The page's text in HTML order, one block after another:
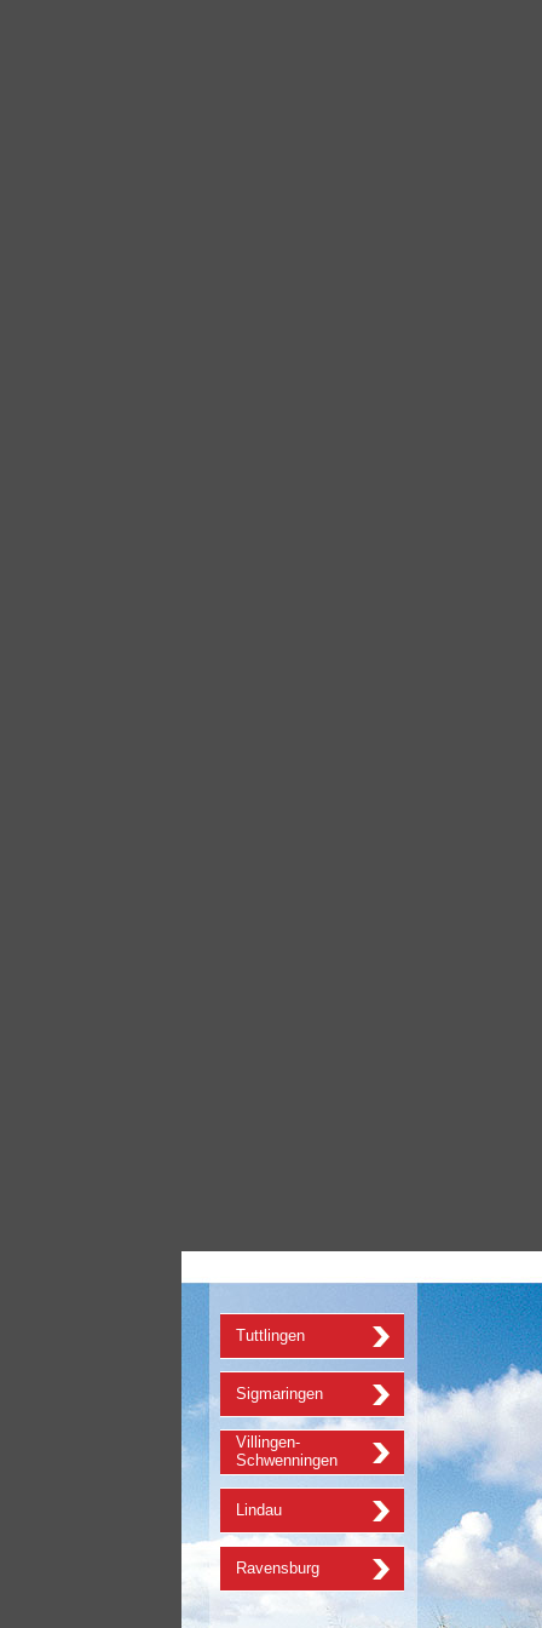
Tuttlingen
Sigmaringen
Villingen-
Schwenningen
Lindau
Ravensburg